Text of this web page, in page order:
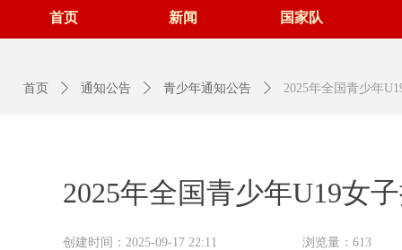
首页 新闻 国家队
2025年全国青少年U19女
创建时间： 2025-09-17 22:11 浏览量： 613
首页 ꄲ 通知公告 ꄲ 青少年通知公告 ꄲ 2025年全国青少年